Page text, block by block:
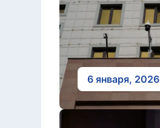
6 января, 2026